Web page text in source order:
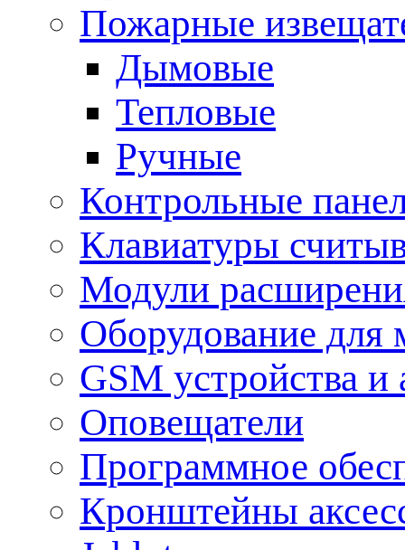
Пожарные
Дымовые
Тепловые
Ручные
Контрольные
Клавиатуры
Модули
Оборудование для
GSM устройства и
Оповещатели
Программное
Кронштейны